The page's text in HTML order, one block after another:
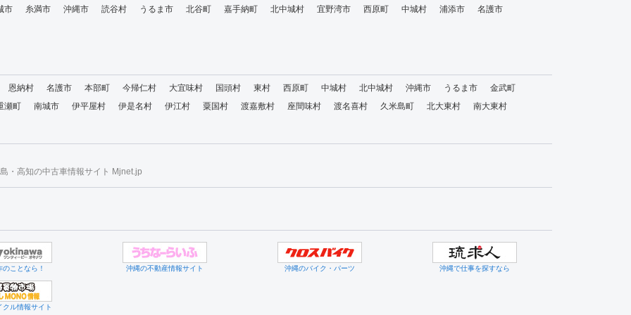
市 糸満市 沖縄市 読谷村 うるま市 北谷町 嘉手納町 北中城村 宜野湾市 西原町 中城村 浦添市 名護市
恩納村 名護市 本部町 今帰仁村 大宜味村 国頭村 東村 西原町 中城村 北中城村 沖縄市 うるま市
金武町
瀬町
南城市 伊平屋村 伊是名村 伊江村 粟国村 渡嘉敷村 座間味村 渡名喜村 久米島町 北大東村 南大東村
・高知の中古車情報サイト Mjnet.jp
のことなら！ 沖縄の不動産情報サイト 沖縄のバイク・パーツ 沖縄で仕事を探すなら
クル情報サイト